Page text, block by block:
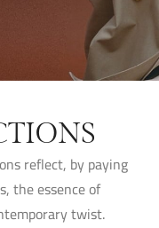
reflect, by paying
the essence of
twist.